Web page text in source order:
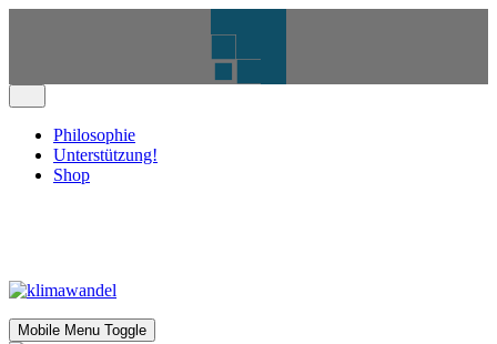
Philosophie
Unterstützung!
Shop
Mobile Menu Toggle